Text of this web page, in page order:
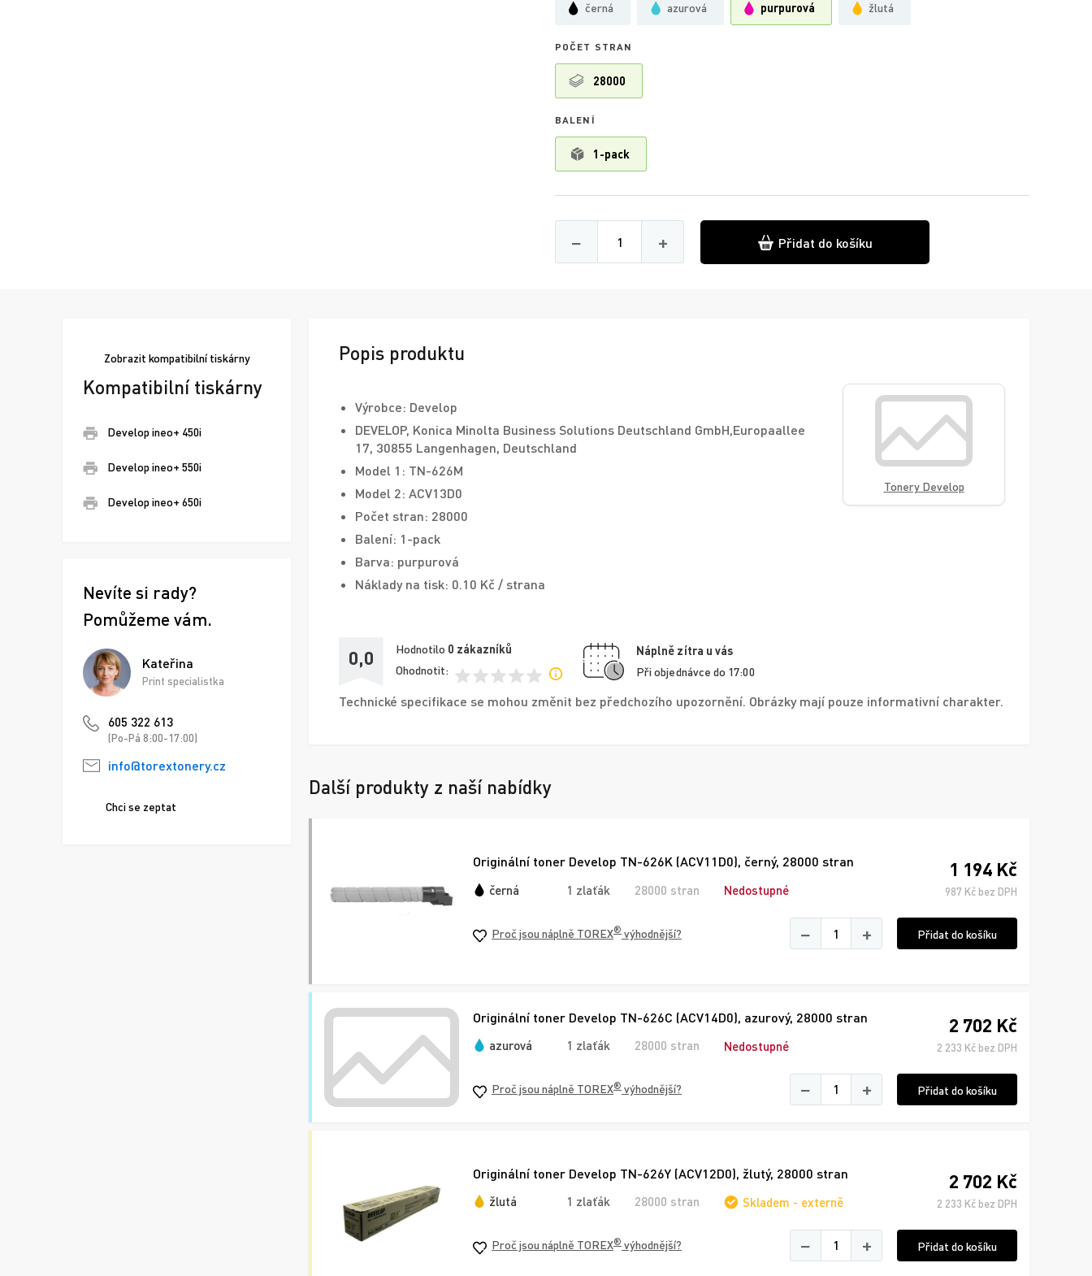
černá azurová purpurová žlutá
POČET STRAN
28000
BALENÍ
1-pack
−
Množství
+ Přidat do košíku
Zobrazit kompatibilní tiskárny
Kompatibilní tiskárny
Develop ineo+ 450i
Develop ineo+ 550i
Develop ineo+ 650i
Nevíte si rady?
Pomůžeme vám.
Kateřina
Print specialistka
605 322 613
(Po-Pá 8:00-17:00)
info@torextonery.cz
Chci se zeptat
Popis produktu
Výrobce: Develop
DEVELOP, Konica Minolta Business Solutions Deutschland GmbH,Europaallee
17, 30855 Langenhagen, Deutschland
Model 1: TN-626M
Model 2: ACV13D0
Počet stran: 28000
Balení: 1-pack
Barva: purpurová
Náklady na tisk: 0.10 Kč / strana
0,0 Hodnotilo 0 zákazníků
Ohodnotit:
Náplně zítra u vás
Při objednávce do 17:00
Tonery Develop
Technické specifikace se mohou změnit bez předchozího upozornění. Obrázky mají pouze informativní charakter.
Další produkty z naší nabídky
Originální toner Develop TN-626K (ACV11D0), černý, 28000 stran
černá 1 zlaťák 28000 stran Nedostupné
1 194 Kč
987 Kč bez DPH
Proč jsou náplně TOREX® výhodnější? − + Přidat do košíku
Originální toner Develop TN-626C (ACV14D0), azurový, 28000 stran
azurová 1 zlaťák 28000 stran Nedostupné
2 702 Kč
2 233 Kč bez DPH
Proč jsou náplně TOREX® výhodnější? − + Přidat do košíku
Originální toner Develop TN-626Y (ACV12D0), žlutý, 28000 stran
žlutá 1 zlaťák 28000 stran Skladem - externě
2 702 Kč
2 233 Kč bez DPH
Proč jsou náplně TOREX® výhodnější? − + Přidat do košíku